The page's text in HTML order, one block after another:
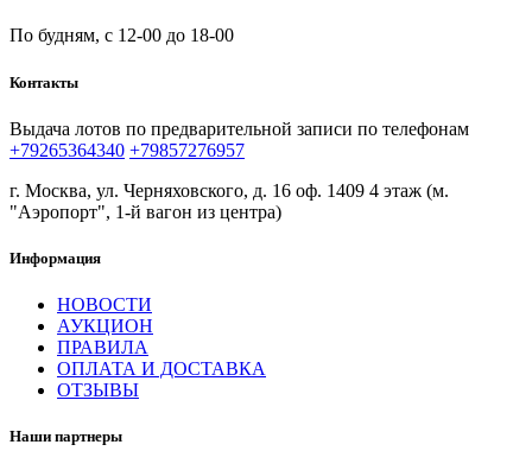
По будням, с 12-00 до 18-00
Контакты
Выдача лотов по предварительной записи по телефонам
+79265364340 +79857276957
г. Москва, ул. Черняховского, д. 16 оф. 1409 4 этаж (м.
"Аэропорт", 1-й вагон из центра)
Информация
НОВОСТИ
АУКЦИОН
ПРАВИЛА
ОПЛАТА И ДОСТАВКА
ОТЗЫВЫ
Наши партнеры